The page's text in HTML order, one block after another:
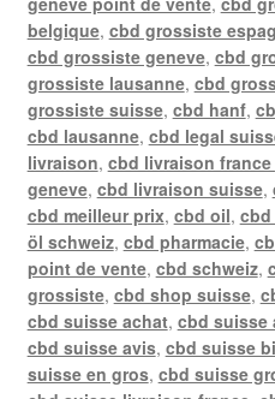
belgique, cbd grossiste
cbd grossiste geneve, cbd
grossiste lausanne, cbd
grossiste suisse, cbd hanf,
cbd lausanne, cbd legal
livraison, cbd livraison
geneve, cbd livraison suisse,
cbd meilleur prix, cbd oil, cbd
öl schweiz, cbd pharmacie,
point de vente, cbd schweiz,
grossiste, cbd shop suisse,
cbd suisse achat, cbd suisse
cbd suisse avis, cbd suisse
suisse en gros, cbd suisse